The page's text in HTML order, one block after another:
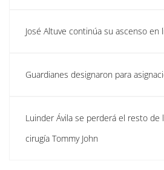
José Altuve continúa su ascenso en
Guardianes designaron para
Luinder Ávila se perderá el resto de
cirugía Tommy John